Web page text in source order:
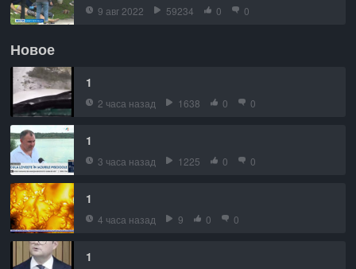
9 авг 2022 59234 0 0
Новое
1
2 часа назад 1638 0 0
1
3 часа назад 1225 0 0
1
4 часа назад 9 0 0
1